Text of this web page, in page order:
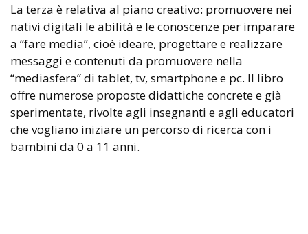
La terza è relativa al piano creativo: promuovere nei
nativi digitali le abilità e le conoscenze per imparare
a “fare media”, cioè ideare, progettare e realizzare
messaggi e contenuti da promuovere nella
“mediasfera” di tablet, tv, smartphone e pc. Il libro
offre numerose proposte didattiche concrete e già
sperimentate, rivolte agli insegnanti e agli educatori
che vogliano iniziare un percorso di ricerca con i
bambini da 0 a 11 anni.